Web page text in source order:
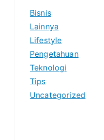
Bisnis
Lainnya
Lifestyle
Pengetahuan
Teknologi
Tips
Uncategorized